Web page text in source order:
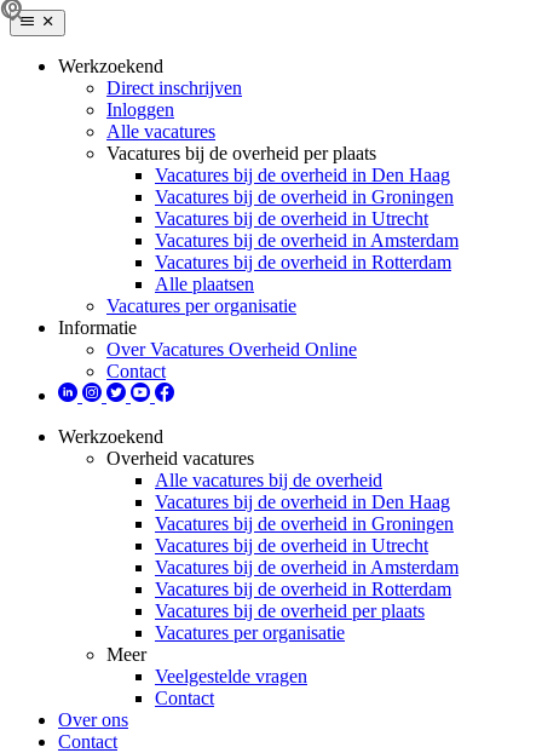
Werkzoekend
Direct inschrijven
Inloggen
Alle vacatures
Vacatures bij de overheid per plaats
Vacatures bij de overheid in Den Haag
Vacatures bij de overheid in Groningen
Vacatures bij de overheid in Utrecht
Vacatures bij de overheid in Amsterdam
Vacatures bij de overheid in Rotterdam
Alle plaatsen
Vacatures per organisatie
Informatie
Over Vacatures Overheid Online
Contact
Werkzoekend
Overheid vacatures
Alle vacatures bij de overheid
Vacatures bij de overheid in Den Haag
Vacatures bij de overheid in Groningen
Vacatures bij de overheid in Utrecht
Vacatures bij de overheid in Amsterdam
Vacatures bij de overheid in Rotterdam
Vacatures bij de overheid per plaats
Vacatures per organisatie
Meer
Veelgestelde vragen
Contact
Over ons
Contact